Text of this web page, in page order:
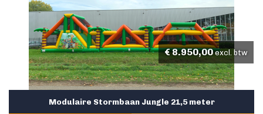
Modulaire Stormbaan Jungle 21,5 meter
€8.950,00 excl. btw